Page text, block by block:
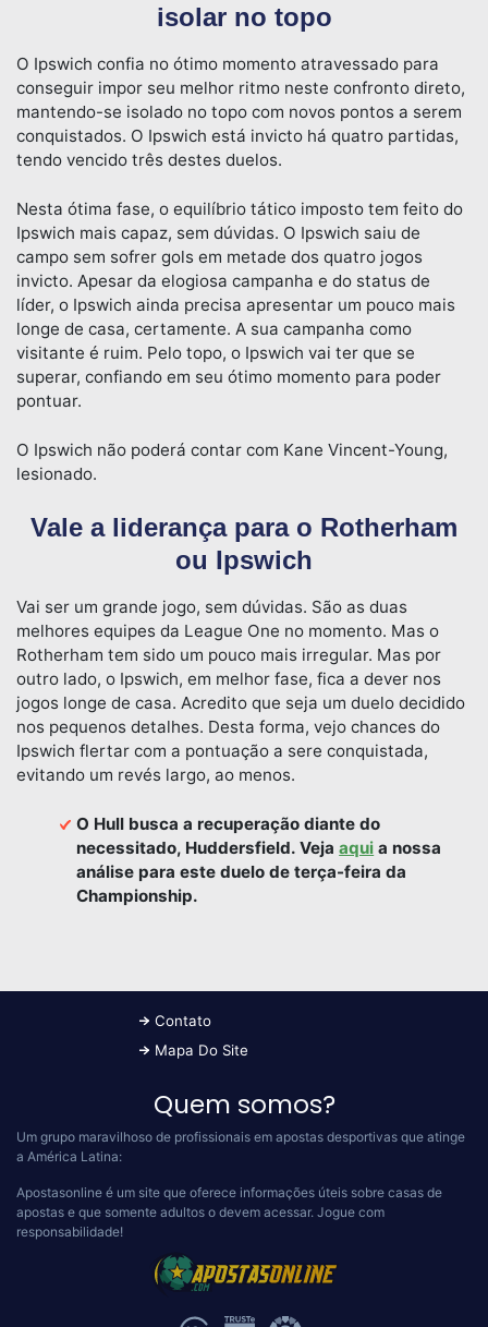
isolar no topo
O Ipswich confia no ótimo momento atravessado para
conseguir impor seu melhor ritmo neste confronto direto,
mantendo-se isolado no topo com novos pontos a serem
conquistados. O Ipswich está invicto há quatro partidas,
tendo vencido três destes duelos.
Nesta ótima fase, o equilíbrio tático imposto tem feito do
Ipswich mais capaz, sem dúvidas. O Ipswich saiu de
campo sem sofrer gols em metade dos quatro jogos
invicto. Apesar da elogiosa campanha e do status de
líder, o Ipswich ainda precisa apresentar um pouco mais
longe de casa, certamente. A sua campanha como
visitante é ruim. Pelo topo, o Ipswich vai ter que se
superar, confiando em seu ótimo momento para poder
pontuar.
O Ipswich não poderá contar com Kane Vincent-Young,
lesionado.
Vale a liderança para o Rotherham
ou Ipswich
Vai ser um grande jogo, sem dúvidas. São as duas
melhores equipes da League One no momento. Mas o
Rotherham tem sido um pouco mais irregular. Mas por
outro lado, o Ipswich, em melhor fase, fica a dever nos
jogos longe de casa. Acredito que seja um duelo decidido
nos pequenos detalhes. Desta forma, vejo chances do
Ipswich flertar com a pontuação a sere conquistada,
evitando um revés largo, ao menos.
O Hull busca a recuperação diante do
necessitado, Huddersfield. Vejaaqui a nossa
análise para este duelo de terça-feira da
Championship.
Contato
Mapa Do Site
Quem somos?
Um grupo maravilhoso de profissionais em apostas desportivas que atinge
a América Latina:
Apostasonline é um site que oferece informações úteis sobre casas de
apostas e que somente adultos o devem acessar. Jogue com
responsabilidade!